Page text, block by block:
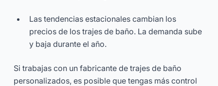
Las tendencias estacionales cambian los
precios de los trajes de baño. La demanda sube
y baja durante el año.
Si trabajas con un fabricante de trajes de baño
personalizados, es posible que tengas más control